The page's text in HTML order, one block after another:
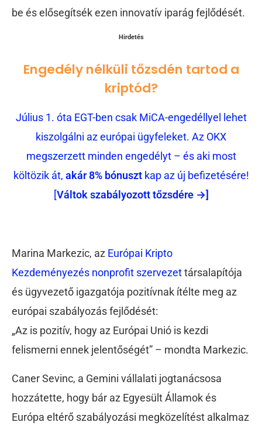
be és elősegítsék ezen innovatív iparág fejlődését.
Hirdetés
Engedély nélküli tőzsdén tartod a
kriptód?
Július 1. óta EGT-ben csak MiCA-engedéllyel lehet
kiszolgálni az európai ügyfeleket. Az OKX
megszerzett minden engedélyt – és aki most
költözik át, akár 8% bónusztkap az új befizetésére!
[Váltok szabályozott tőzsdére →]
Marina Markezic, az Európai Kripto
Kezdeményezés nonprofit szervezettársalapítója
és ügyvezető igazgatója pozitívnak ítélte meg az
európai szabályozás fejlődését:
„Az is pozitív, hogy az Európai Unió is kezdi
felismerni ennek jelentőségét” – mondta Markezic.
Caner Sevinc, a Gemini vállalati jogtanácsosa
hozzátette, hogy bár az Egyesült Államok és
Európa eltérő szabályozási megközelítést alkalmaz